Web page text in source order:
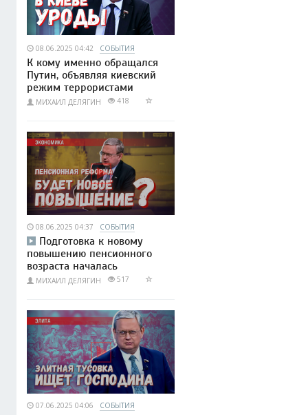
08.06.2025 04:42 СОБЫТИЯ
К кому именно обращался
Путин, объявляя киевский
режим террористами
МИХАИЛ ДЕЛЯГИН 418
08.06.2025 04:37 СОБЫТИЯ
Подготовка к новому
повышению пенсионного
возраста началась
МИХАИЛ ДЕЛЯГИН 517
07.06.2025 04:06 СОБЫТИЯ